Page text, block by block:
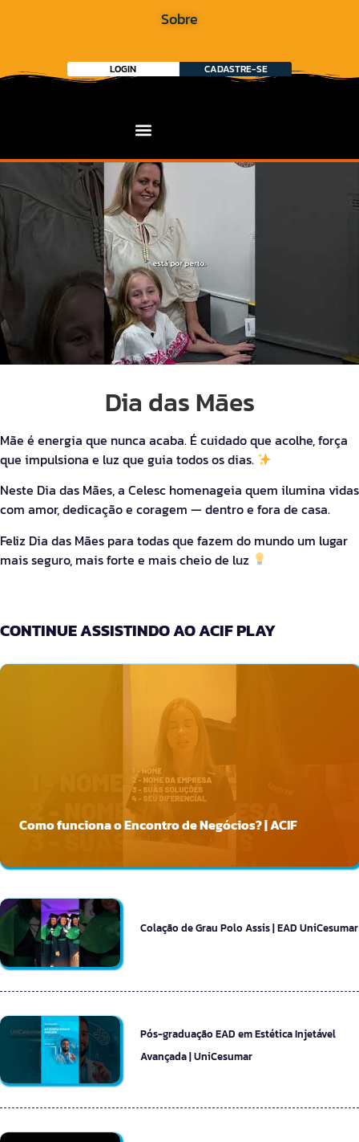
Sobre
LOGIN CADASTRE-SE
Dia das Mães
Mãe é energia que nunca acaba. É cuidado que acolhe, força
que impulsiona e luz que guia todos os dias.
Neste Dia das Mães, a Celesc homenageia quem ilumina vidas
com amor, dedicação e coragem — dentro e fora de casa.
Feliz Dia das Mães para todas que fazem do mundo um lugar
mais seguro, mais forte e mais cheio de luz
CONTINUE ASSISTINDO AO ACIF PLAY
Como funciona o Encontro de Negócios? | ACIF
Colação de Grau Polo Assis | EAD UniCesumar
Pós-graduação EAD em Estética Injetável
Avançada | UniCesumar